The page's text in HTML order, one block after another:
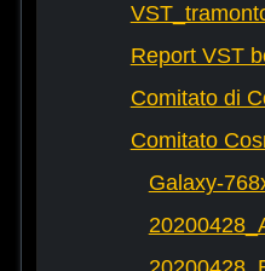
Report VST
Comitato di
Comitato
Galaxy-